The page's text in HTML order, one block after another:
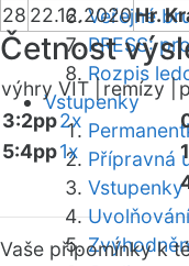
Veřejné
PRESS:
Rozpis
Vstupenky
Přípravná
Vstupenky
28 22.12.2020Hr.
Četnost
výhry VIT | remízy |
3:2pp2x
5:4pp1x
Vaše připomínky k